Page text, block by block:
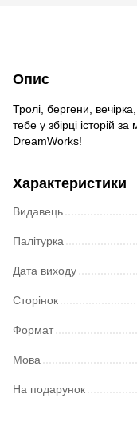
Опис
Тролі, бергени,
тебе у збірці історій
DreamWorks!
Характеристики
Видавець
Палітурка
Дата виходу
Сторінок
Формат
Мова
На подарунок